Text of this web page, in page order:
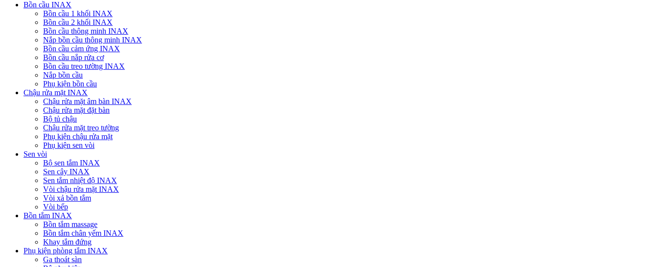
Bồn cầu INAX
Bồn cầu 1 khối INAX
Bồn cầu 2 khối INAX
Bồn cầu thông minh INAX
Nắp bồn cầu thông minh INAX
Bồn cầu cảm ứng INAX
Bồn cầu nắp rửa cơ
Bồn cầu treo tường INAX
Nắp bồn cầu
Phụ kiện bồn cầu
Chậu rửa mặt INAX
Chậu rửa mặt âm bàn INAX
Chậu rửa mặt đặt bàn
Bộ tủ chậu
Chậu rửa mặt treo tường
Phụ kiện chậu rửa mặt
Phụ kiện sen vòi
Sen vòi
Bộ sen tắm INAX
Sen cây INAX
Sen tắm nhiệt độ INAX
Vòi chậu rửa mặt INAX
Vòi xả bồn tắm
Vòi bếp
Bồn tắm INAX
Bồn tắm massage
Bồn tắm chân yếm INAX
Khay tắm đứng
Phụ kiện phòng tắm INAX
Ga thoát sàn